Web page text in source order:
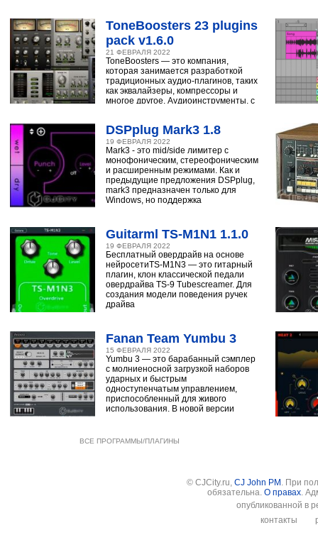
ToneBoosters 23 plugins
pack v1.6.0
21 ФЕВРАЛЯ 2022
ToneBoosters — это компания,
которая занимается разработкой
традиционных аудио-плагинов, таких
как эквалайзеры, компрессоры и
многое другое. Аудиоинструменты, с
DSPplug Mark3 1.8
19 ФЕВРАЛЯ 2022
Mark3 - это mid/side лимитер с
монофоническим, стереофоническим
и расширенным режимами. Как и
предыдущие предложения DSPplug,
mark3 предназначен только для
Windows, но поддержка
Guitarml TS-M1N1 1.1.0
19 ФЕВРАЛЯ 2022
Бесплатный овердрайв на основе
нейросетиTS-M1N3 — это гитарный
плагин, клон классической педали
овердрайва TS-9 Tubescreamer. Для
создания модели поведения ручек
драйва
Fanan Team Yumbu 3
15 ФЕВРАЛЯ 2022
Yumbu 3 — это барабанный сэмплер
с молниеносной загрузкой наборов
ударных и быстрым
одноступенчатым управлением,
приспособленный для живого
использования. В новой версии
ВСЕ ПРОГРАММЫ/ПЛАГИНЫ
© CJCity.ru, CJ John PM . При
обязательна. О правах.
опубликованной в
контакты